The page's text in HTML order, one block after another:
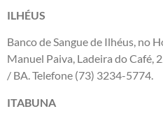
ILHÉUS
Banco de Sangue de Ilhéus, no
Manuel Paiva, Ladeira do Café,
/ BA. Telefone (73) 3234-5774.
ITABUNA